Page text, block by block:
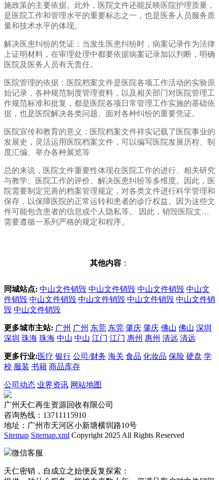
施政策的主要依据。此外，医院文件还能反映医院护理质量，
是医院工作和管理水平的重要标志之一，也是医务人员服务质
量和技术水平的体现。
解决医患纠纷的凭证：当发生医患纠纷时，病案记录作为法律
上证明材料，在审理处理中都要依据病案记录加以判断，明确
医院及医务人员有无责任。
医院管理的依据：医院档案文件是医院各项工作活动的实验原
始记录，各种规范制度管理资料，以及相关部门对医院管理工
作规范标准和批复，都是医院各项日常管理工作实施的基础依
据，也是医院解决各类问题、面对各种纠纷的重要凭证。
医院宣传和教育的意义：医院档案文件祥实记载了医院事业的
发展史，灵活运用医院档案文件，可以编写医院发展历程、制
度汇编、举办各种展览等
总的来说，医院文件重要性体现在医院工作的进行、相关研究
与教学、医院工作的评价、解决医患纠纷等多维度。因此，医
院需要制定完善的档案管理规定，对各类文件进行科学管理和
保存，以保障医院的正常运转和患者的诊疗权益。因为这些文
件可能包含患者的信息或个人隐私等。 因此，销毁医院文件
需要遵循一系列严格的规定和程序。
其他内容 ：
同城站点: 中山文件销毁 中山文件销毁 中山文件销毁 中山文
件销毁 中山文件销毁 中山文件销毁 中山文件销毁 中山文件销
毁 中山文件销毁
更多城市主站: 广州 广州 东莞 东莞 肇庆 肇庆 佛山 佛山 深圳
深圳 珠海 珠海 中山 中山 江门 江门 惠州 惠州 清远 清远
更多行业:医疗 银行 公司/财务 海关 食品 化妆品 保险 硬盘 学
校 服装 书籍 商品库存
公司动态 业界资讯 网站地图
广州天仁再生资源回收有限公司
咨询热线：13711115910
地址：广州市天河区小新塘横圳路10号
Sitemap Sitemap.xml Copyright 2025 All Rights Reserved
微信客服
天仁密销，自成立之始便反复探索：